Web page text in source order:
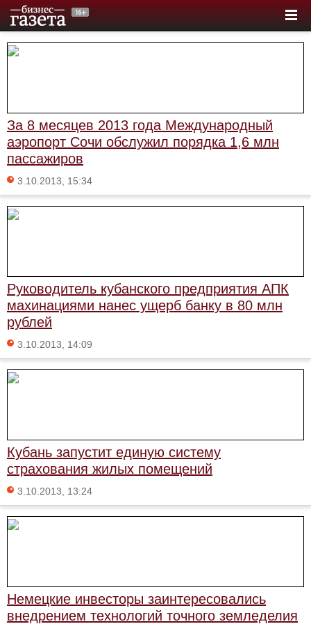
За 8 месяцев 2013 года Международный
аэропорт Сочи обслужил порядка 1,6 млн
пассажиров
3.10.2013, 15:34
Руководитель кубанского предприятия АПК
махинациями нанес ущерб банку в 80 млн
рублей
3.10.2013, 14:09
Кубань запустит единую систему
страхования жилых помещений
3.10.2013, 13:24
Немецкие инвесторы заинтересовались
внедрением технологий точного земледелия